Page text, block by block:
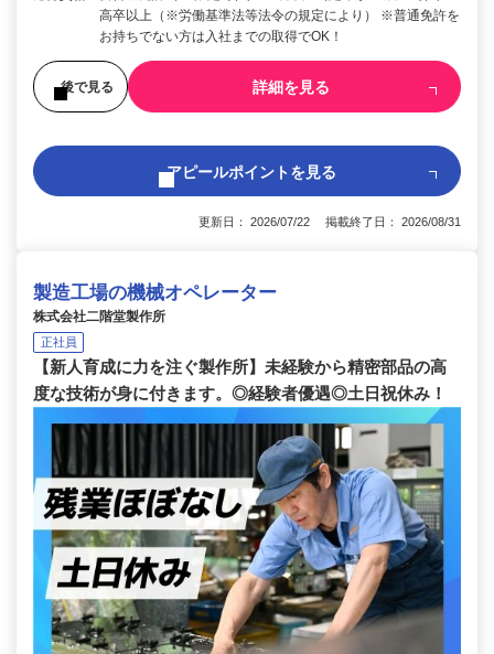
高卒以上（※労働基準法等法令の規定により） ※普通免許を
お持ちでない方は入社までの取得でOK！
後で見る 詳細を見る
アピールポイントを見る
更新日： 2026/07/22 掲載終了日： 2026/08/31
製造工場の機械オペレーター
株式会社二階堂製作所
正社員
【新人育成に力を注ぐ製作所】未経験から精密部品の高
度な技術が身に付きます。◎経験者優遇◎土日祝休み！